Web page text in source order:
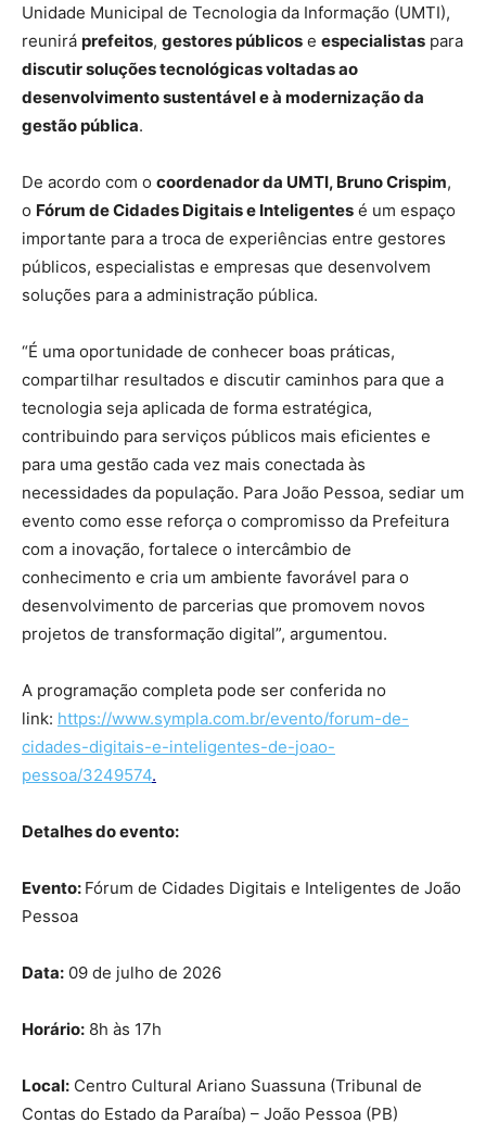
Unidade Municipal de Tecnologia da Informação (UMTI),
reunirá prefeitos, gestores públicos e especialistas para
discutir soluções tecnológicas voltadas ao
desenvolvimento sustentável e à modernização da
gestão pública.
De acordo com o coordenador da UMTI, Bruno Crispim,
o Fórum de Cidades Digitais e Inteligentes é um espaço
importante para a troca de experiências entre gestores
públicos, especialistas e empresas que desenvolvem
soluções para a administração pública.
“É uma oportunidade de conhecer boas práticas,
compartilhar resultados e discutir caminhos para que a
tecnologia seja aplicada de forma estratégica,
contribuindo para serviços públicos mais eficientes e
para uma gestão cada vez mais conectada às
necessidades da população. Para João Pessoa, sediar um
evento como esse reforça o compromisso da Prefeitura
com a inovação, fortalece o intercâmbio de
conhecimento e cria um ambiente favorável para o
desenvolvimento de parcerias que promovem novos
projetos de transformação digital”, argumentou.
A programação completa pode ser conferida no
link: https://www.sympla.com.br/evento/forum-de-
cidades-digitais-e-inteligentes-de-joao-
pessoa/3249574.
Detalhes do evento:
Evento: Fórum de Cidades Digitais e Inteligentes de João
Pessoa
Data: 09 de julho de 2026
Horário: 8h às 17h
Local: Centro Cultural Ariano Suassuna (Tribunal de
Contas do Estado da Paraíba) – João Pessoa (PB)